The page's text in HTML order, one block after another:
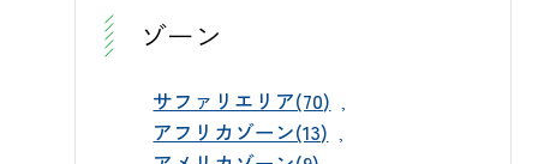
涼を取る姿は、群馬サファリパーク
ならではの夏の見どころです。 🦁暑
さに強い動物たちの知恵 群馬サファ
リパークで暮らす動物たちの中に
人3,200円・子ども1,600円（3歳〜小学
生）・シニア2,800円（65歳以上）で
す。公式チケットサイトからの事前
購入なら、インターネット限定の割
ゾーン
サファリエリア(70)
アフリカゾーン(13)